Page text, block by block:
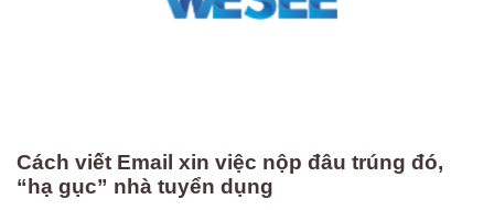
Cách viết Email xin việc nộp đâu trúng đó,
“hạ gục” nhà tuyển dụng